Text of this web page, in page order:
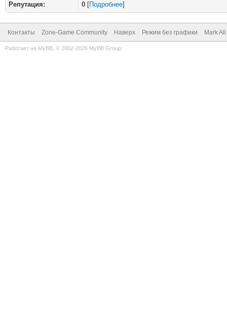
Репутация: 0 [Подробнее]
Контакты Zone-Game Community Наверх Режим без графики Mark
Работает на MyBB , © 2002-2026 MyBB Group